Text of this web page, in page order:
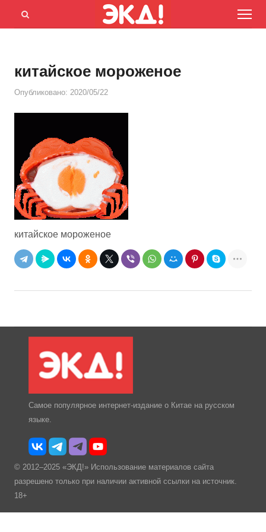
Menu
Открыть
китайское мороженое
Опубликовано: 2020/05/22
китайское мороженое
Самое популярное интернет-издание о Китае на русском
языке.
© 2012–2025 «ЭКД!» Использование материалов сайта
разрешено только при наличии активной ссылки на источник.
18+